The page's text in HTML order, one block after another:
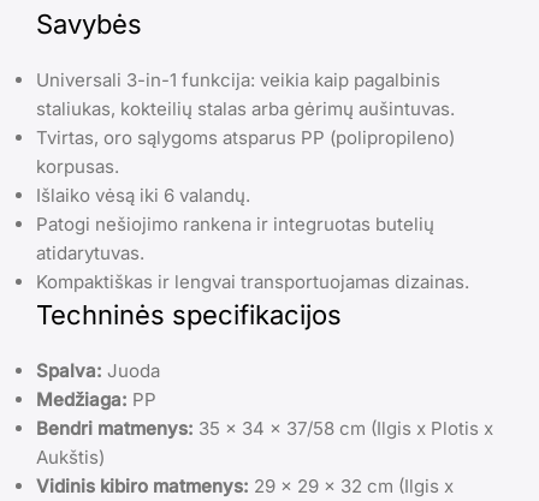
Savybės
Universali 3-in-1 funkcija: veikia kaip pagalbinis
staliukas, kokteilių stalas arba gėrimų aušintuvas.
Tvirtas, oro sąlygoms atsparus PP (polipropileno)
korpusas.
Išlaiko vėsą iki 6 valandų.
Patogi nešiojimo rankena ir integruotas butelių
atidarytuvas.
Kompaktiškas ir lengvai transportuojamas dizainas.
Techninės specifikacijos
Spalva: Juoda
Medžiaga: PP
Bendri matmenys: 35 x 34 x 37/58 cm (Ilgis x Plotis x
Aukštis)
Vidinis kibiro matmenys: 29 x 29 x 32 cm (Ilgis x